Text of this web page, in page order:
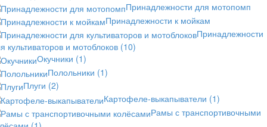
Принадлежности для мотопомп
Принадлежности к мойкам
Принадлежности
культиваторов и мотоблоков (10)
Окучники (1)
Полольники (1)
Плуги (2)
Картофеле-выкапыватели (1)
Рамы с транспортивочными